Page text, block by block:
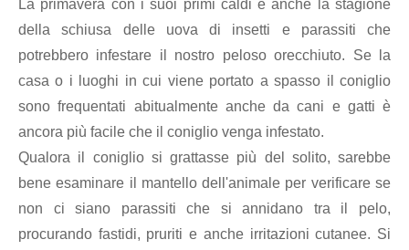
La primavera con i suoi primi caldi è anche la stagione
della schiusa delle uova di insetti e parassiti che
potrebbero infestare il nostro peloso orecchiuto. Se la
casa o i luoghi in cui viene portato a spasso il coniglio
sono frequentati abitualmente anche da cani e gatti è
ancora più facile che il coniglio venga infestato.
Qualora il coniglio si grattasse più del solito, sarebbe
bene esaminare il mantello dell'animale per verificare se
non ci siano parassiti che si annidano tra il pelo,
procurando fastidi, pruriti e anche irritazioni cutanee. Si